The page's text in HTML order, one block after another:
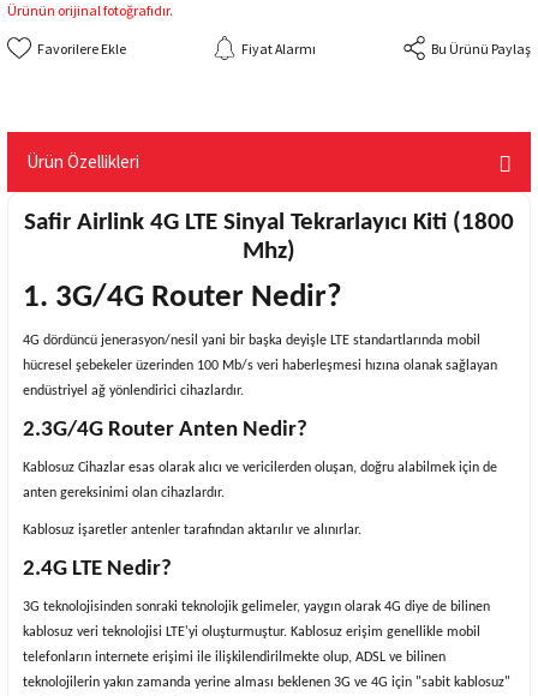
Ürünün orijinal fotoğrafıdır.
Fiyat Alarmı Bu Ürünü Paylaş
Ürün Özellikleri
Safir Airlink 4G LTE Sinyal Tekrarlayıcı Kiti (1800
Mhz)
1. 3G/4G Router Nedir?
4G dördüncü jenerasyon/nesil yani bir başka deyişle LTE standartlarında mobil
hücresel şebekeler üzerinden 100 Mb/s veri haberleşmesi hızına olanak sağlayan
endüstriyel ağ yönlendirici cihazlardır.
2.3G/4G Router Anten Nedir?
Kablosuz Cihazlar esas olarak alıcı ve vericilerden oluşan, doğru alabilmek için de
anten gereksinimi olan cihazlardır.
Kablosuz işaretler antenler tarafından aktarılır ve alınırlar.
2.4G LTE Nedir?
3G teknolojisinden sonraki teknolojik gelimeler, yaygın olarak 4G diye de bilinen
kablosuz veri teknolojisi LTE'yi oluşturmuştur. Kablosuz erişim genellikle mobil
telefonların internete erişimi ile ilişkilendirilmekte olup, ADSL ve bilinen
teknolojilerin yakın zamanda yerine alması beklenen 3G ve 4G için "sabit kablosuz"